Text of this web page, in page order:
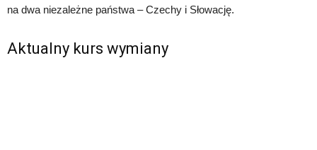
na dwa niezależne państwa – Czechy i Słowację.
Aktualny kurs wymiany